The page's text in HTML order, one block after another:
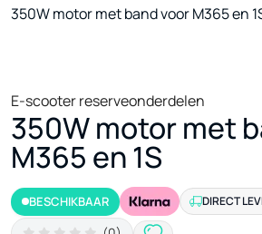
350W motor met band voor M365 en
E-scooter reserveonderdelen
350W motor met
M365 en 1S
BESCHIKBAAR DIRECT